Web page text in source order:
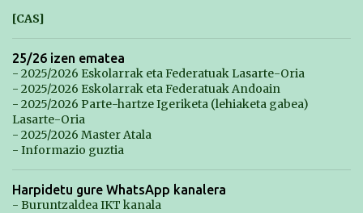
[CAS]
25/26 izen ematea
- 2025/2026 Eskolarrak eta Federatuak Lasarte-Oria
- 2025/2026 Eskolarrak eta Federatuak Andoain
- 2025/2026 Parte-hartze Igeriketa (lehiaketa gabea)
Lasarte-Oria
- 2025/2026 Master Atala
- Informazio guztia
Harpidetu gure WhatsApp kanalera
- Buruntzaldea IKT kanala